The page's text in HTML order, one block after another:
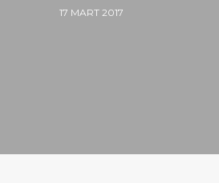
17 MART 2017